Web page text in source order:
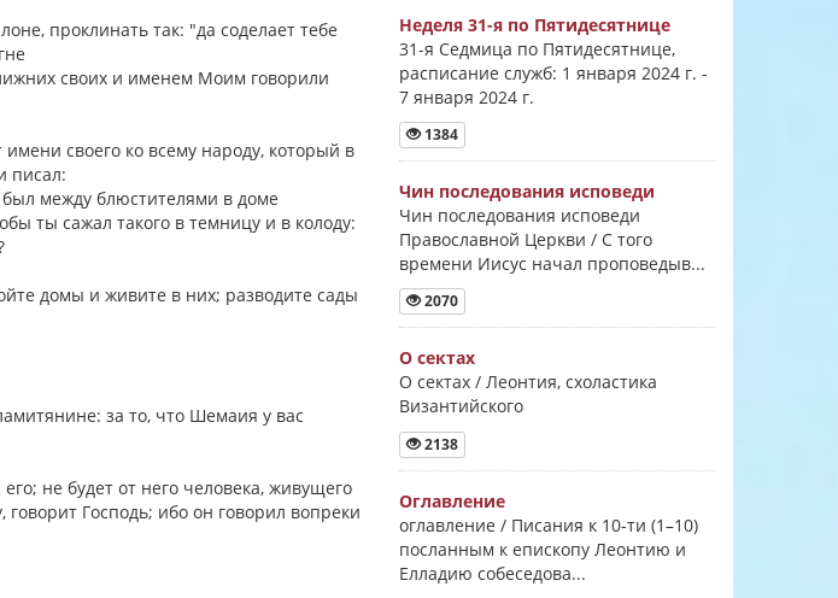
проклинать так: "да соделает тебе
своих и именем Моим говорили
своего ко всему народу, который в
писал:
между блюстителями в доме
ты сажал такого в темницу и в колоду:
домы и живите в них; разводите сады
за то, что Шемаия у вас
не будет от него человека, живущего
Господь; ибо он говорил вопреки
Неделя 31-я по Пятидесятнице
31-я Седмица по Пятидесятнице,
расписание служб: 1 января 2024 г. -
7 января 2024 г.
1384
Чин последования исповеди
Чин последования исповеди
Православной Церкви / С того
времени Иисус начал проповедыв...
2070
О сектах
О сектах / Леонтия, схоластика
Византийского
2138
Оглавление
оглавление / Писания к 10-ти (1–10)
посланным к епископу Леонтию и
Елладию собеседова...